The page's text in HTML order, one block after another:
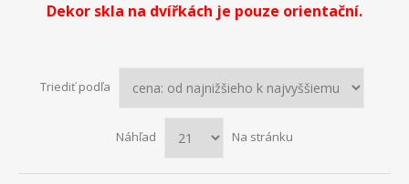
Dekor skla na dvířkách je pouze orientační.
Triediť podľa
Náhľad Na stránku